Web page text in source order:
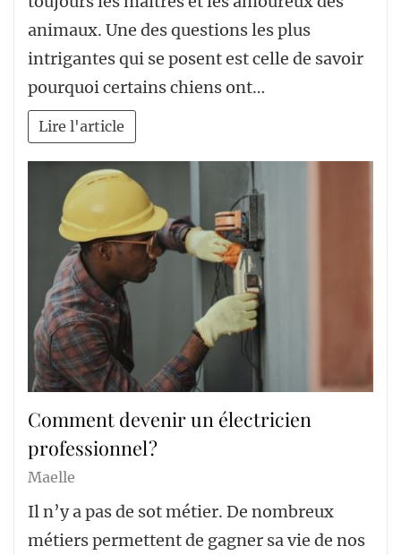
animaux. Une des questions les plus
intrigantes qui se posent est celle de savoir
pourquoi certains chiens ont…
Lire l'article
Comment devenir un électricien
professionnel ?
Maelle
Il n’y a pas de sot métier. De nombreux
métiers permettent de gagner sa vie de nos